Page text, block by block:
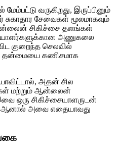
வருகிறது, இருப்பினும்
சுகாதார சேவைகள் மூலமாகவும்
சிகிச்சை தளங்கள்
அணுகலை
குறைந்த செலவில்
தன்மையை கணிசமாக
அதன் சில
மற்றும் ஆன்லைன்
ஒரு சிகிச்சையாளருடன்
ஆனால் அவை எதையாவது